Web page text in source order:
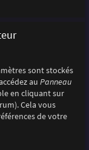
sont stockés
au Panneau
en cliquant sur
Cela vous
de votre